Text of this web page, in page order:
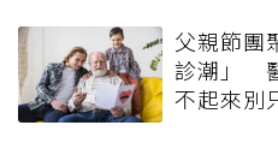
父親節團
診潮」
不起來別